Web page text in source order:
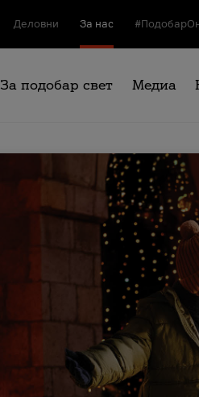
Деловни За нас
За подобар свет Медиа